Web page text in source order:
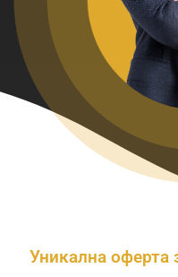
Уникална оферта